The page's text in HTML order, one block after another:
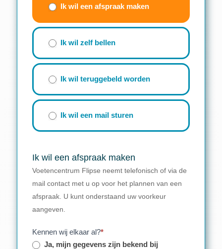
(beknopt
formulier)
Ik wil een afspraak maken
Ik wil zelf bellen
Ik wil teruggebeld worden
Ik wil een mail sturen
Ik wil een afspraak maken
Voetencentrum Flipse neemt telefonisch of via de
mail contact met u op voor het plannen van een
afspraak. U kunt onderstaand uw voorkeur
aangeven.
Kennen wij elkaar al?*
Ja, mijn gegevens zijn bekend bij